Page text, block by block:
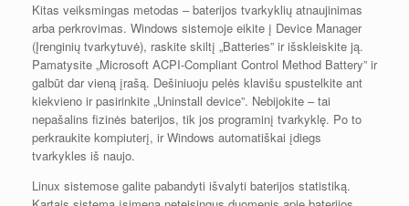
Kitas veiksmingas metodas – baterijos tvarkyklių atnaujinimas
arba perkrovimas. Windows sistemoje eikite į Device Manager
(Įrenginių tvarkytuvė), raskite skiltį „Batteries” ir išskleiskite ją.
Pamatysite „Microsoft ACPI-Compliant Control Method Battery” ir
galbūt dar vieną įrašą. Dešiniuoju pelės klavišu spustelkite ant
kiekvieno ir pasirinkite „Uninstall device”. Nebijokite – tai
nepašalins fizinės baterijos, tik jos programinį tvarkyklę. Po to
perkraukite kompiuterį, ir Windows automatiškai įdiegs
tvarkykles iš naujo.
Linux sistemose galite pabandyti išvalyti baterijos statistiką.